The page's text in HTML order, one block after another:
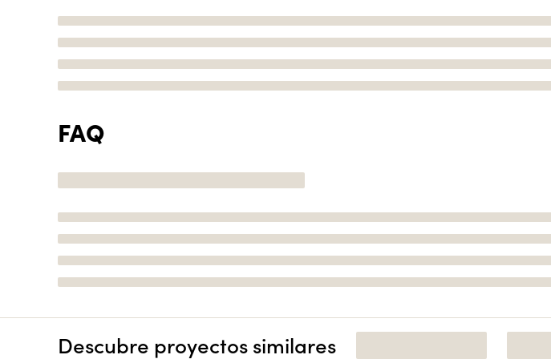
FAQ
Descubre proyectos similares